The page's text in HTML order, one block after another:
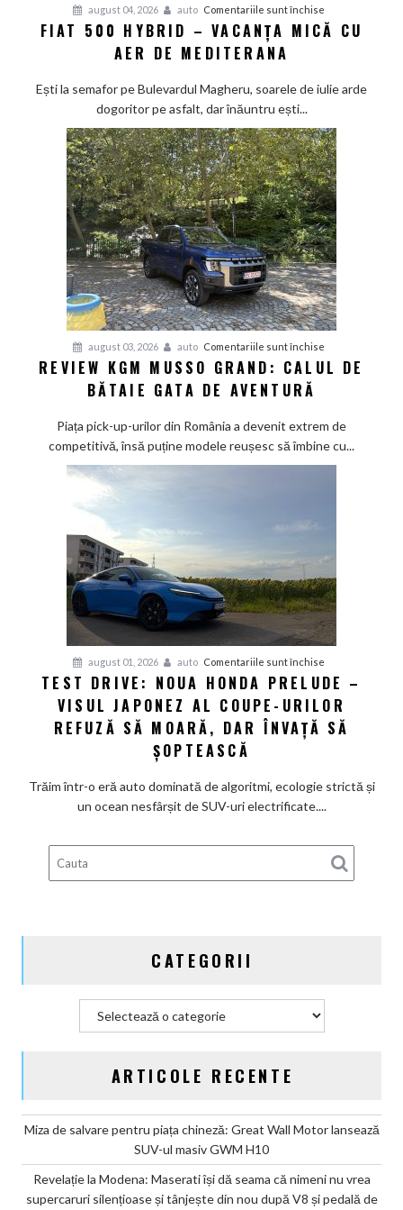
august 04, 2026 auto Comentariile sunt închise
Fiat
–
mică
cu
aer
de
Mediterana
FIAT 500 HYBRID – VACANȚA MICĂ CU
AER DE MEDITERANA
Ești la semafor pe Bulevardul Magheru, soarele de iulie arde
dogoritor pe asfalt, dar înăuntru ești...
august 03, 2026 auto Comentariile sunt închise
Review
Grand:
Calul
de
REVIEW KGM MUSSO GRAND: CALUL DE
BĂTAIE GATA DE AVENTURĂ
Piața pick-up-urilor din România a devenit extrem de
competitivă, însă puține modele reușesc să îmbine cu...
august 01, 2026 auto Comentariile sunt închise
Test
Drive:
Noua
coupe-
urilor
să
TEST DRIVE: NOUA HONDA PRELUDE –
VISUL JAPONEZ AL COUPE-URILOR
REFUZĂ SĂ MOARĂ, DAR ÎNVAȚĂ SĂ
ȘOPTEASCĂ
Trăim într-o eră auto dominată de algoritmi, ecologie strictă și
un ocean nesfârșit de SUV-uri electrificate....
CATEGORII
ARTICOLE RECENTE
Miza de salvare pentru piața chineză: Great Wall Motor lansează
SUV-ul masiv GWM H10
Revelație la Modena: Maserati își dă seama că nimeni nu vrea
supercaruri silențioase și tânjește din nou după V8 și pedală de